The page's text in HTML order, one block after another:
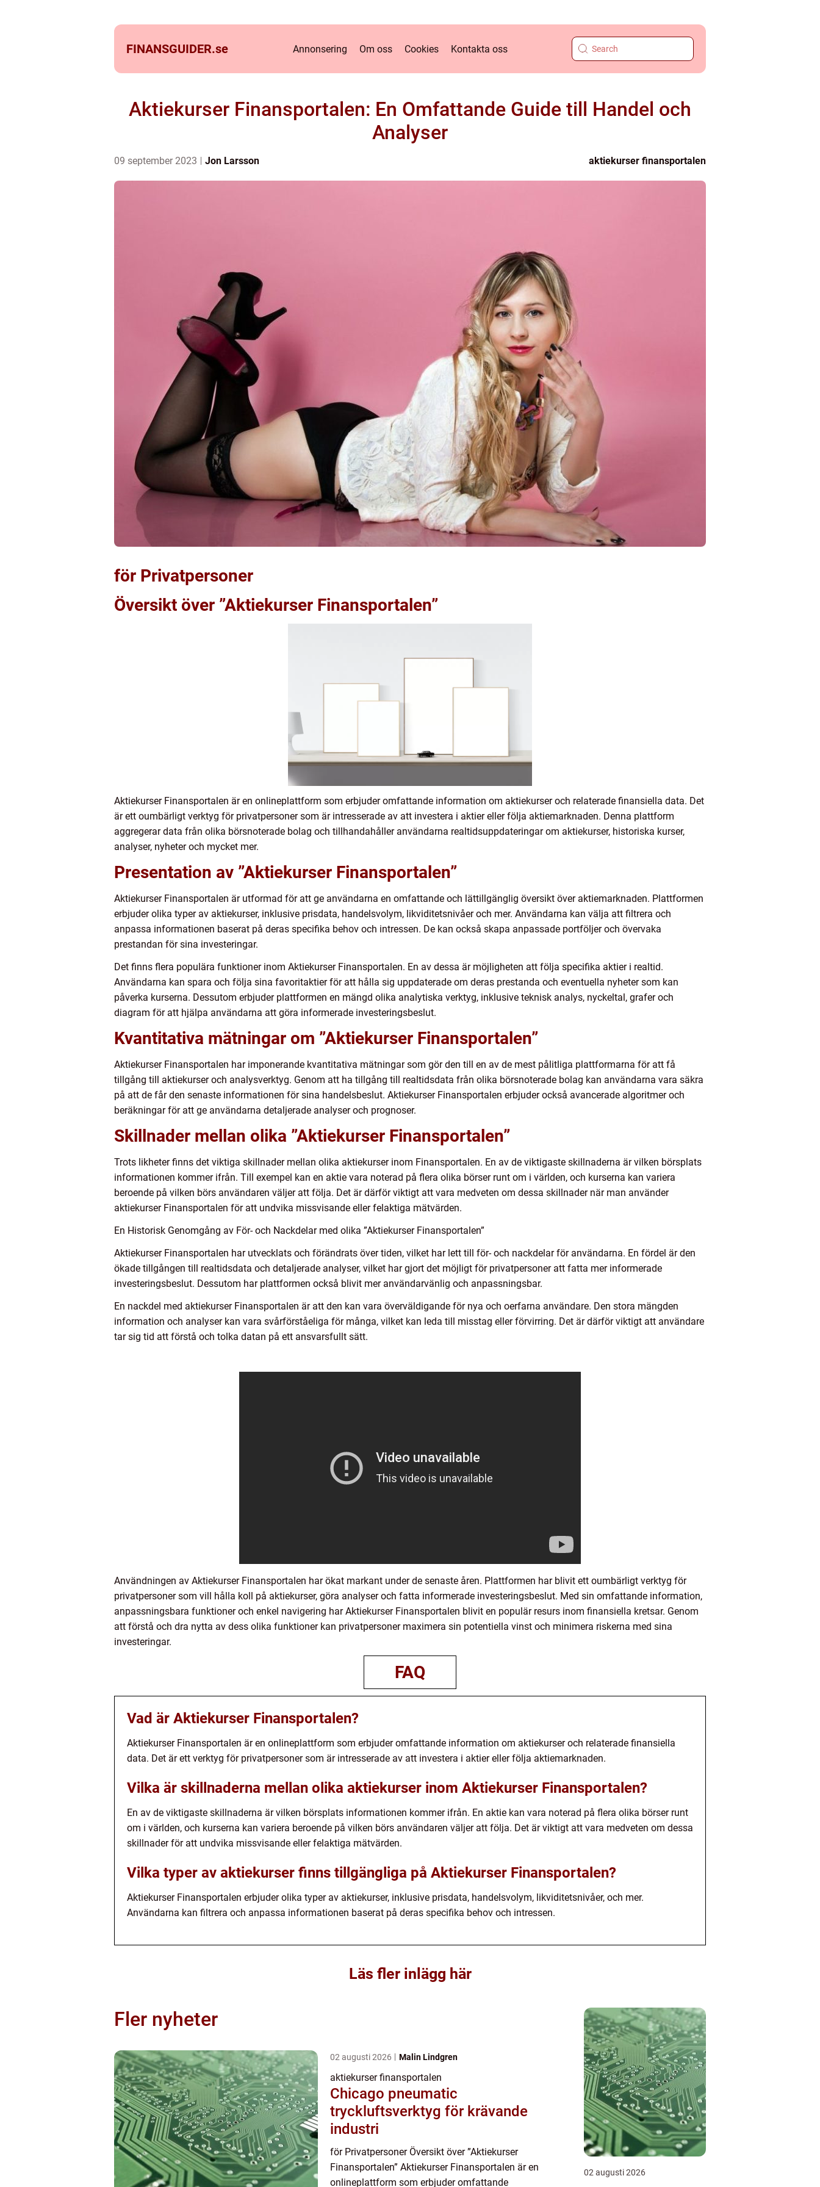
FINANSGUIDER.se Annonsering Om oss Cookies Kontakta oss
Aktiekurser Finansportalen: En Omfattande Guide till Handel och
Analyser
09 september 2023 Jon Larsson aktiekurser finansportalen
för Privatpersoner
Översikt över ”Aktiekurser Finansportalen”
Aktiekurser Finansportalen är en onlineplattform som erbjuder omfattande information om aktiekurser och relaterade finansiella data. Det
är ett oumbärligt verktyg för privatpersoner som är intresserade av att investera i aktier eller följa aktiemarknaden. Denna plattform
aggregerar data från olika börsnoterade bolag och tillhandahåller användarna realtidsuppdateringar om aktiekurser, historiska kurser,
analyser, nyheter och mycket mer.
Presentation av ”Aktiekurser Finansportalen”
Aktiekurser Finansportalen är utformad för att ge användarna en omfattande och lättillgänglig översikt över aktiemarknaden. Plattformen
erbjuder olika typer av aktiekurser, inklusive prisdata, handelsvolym, likviditetsnivåer och mer. Användarna kan välja att filtrera och
anpassa informationen baserat på deras specifika behov och intressen. De kan också skapa anpassade portföljer och övervaka
prestandan för sina investeringar.
Det finns flera populära funktioner inom Aktiekurser Finansportalen. En av dessa är möjligheten att följa specifika aktier i realtid.
Användarna kan spara och följa sina favoritaktier för att hålla sig uppdaterade om deras prestanda och eventuella nyheter som kan
påverka kurserna. Dessutom erbjuder plattformen en mängd olika analytiska verktyg, inklusive teknisk analys, nyckeltal, grafer och
diagram för att hjälpa användarna att göra informerade investeringsbeslut.
Kvantitativa mätningar om ”Aktiekurser Finansportalen”
Aktiekurser Finansportalen har imponerande kvantitativa mätningar som gör den till en av de mest pålitliga plattformarna för att få
tillgång till aktiekurser och analysverktyg. Genom att ha tillgång till realtidsdata från olika börsnoterade bolag kan användarna vara säkra
på att de får den senaste informationen för sina handelsbeslut. Aktiekurser Finansportalen erbjuder också avancerade algoritmer och
beräkningar för att ge användarna detaljerade analyser och prognoser.
Skillnader mellan olika ”Aktiekurser Finansportalen”
Trots likheter finns det viktiga skillnader mellan olika aktiekurser inom Finansportalen. En av de viktigaste skillnaderna är vilken börsplats
informationen kommer ifrån. Till exempel kan en aktie vara noterad på flera olika börser runt om i världen, och kurserna kan variera
beroende på vilken börs användaren väljer att följa. Det är därför viktigt att vara medveten om dessa skillnader när man använder
aktiekurser Finansportalen för att undvika missvisande eller felaktiga mätvärden.
En Historisk Genomgång av För- och Nackdelar med olika ”Aktiekurser Finansportalen”
Aktiekurser Finansportalen har utvecklats och förändrats över tiden, vilket har lett till för- och nackdelar för användarna. En fördel är den
ökade tillgången till realtidsdata och detaljerade analyser, vilket har gjort det möjligt för privatpersoner att fatta mer informerade
investeringsbeslut. Dessutom har plattformen också blivit mer användarvänlig och anpassningsbar.
En nackdel med aktiekurser Finansportalen är att den kan vara överväldigande för nya och oerfarna användare. Den stora mängden
information och analyser kan vara svårförståeliga för många, vilket kan leda till misstag eller förvirring. Det är därför viktigt att användare
tar sig tid att förstå och tolka datan på ett ansvarsfullt sätt.
Användningen av Aktiekurser Finansportalen har ökat markant under de senaste åren. Plattformen har blivit ett oumbärligt verktyg för
privatpersoner som vill hålla koll på aktiekurser, göra analyser och fatta informerade investeringsbeslut. Med sin omfattande information,
anpassningsbara funktioner och enkel navigering har Aktiekurser Finansportalen blivit en populär resurs inom finansiella kretsar. Genom
att förstå och dra nytta av dess olika funktioner kan privatpersoner maximera sin potentiella vinst och minimera riskerna med sina
investeringar.
FAQ
Vad är Aktiekurser Finansportalen?
Aktiekurser Finansportalen är en onlineplattform som erbjuder omfattande information om aktiekurser och relaterade finansiella
data. Det är ett verktyg för privatpersoner som är intresserade av att investera i aktier eller följa aktiemarknaden.
Vilka är skillnaderna mellan olika aktiekurser inom Aktiekurser Finansportalen?
En av de viktigaste skillnaderna är vilken börsplats informationen kommer ifrån. En aktie kan vara noterad på flera olika börser runt
om i världen, och kurserna kan variera beroende på vilken börs användaren väljer att följa. Det är viktigt att vara medveten om dessa
skillnader för att undvika missvisande eller felaktiga mätvärden.
Vilka typer av aktiekurser finns tillgängliga på Aktiekurser Finansportalen?
Aktiekurser Finansportalen erbjuder olika typer av aktiekurser, inklusive prisdata, handelsvolym, likviditetsnivåer, och mer.
Användarna kan filtrera och anpassa informationen baserat på deras specifika behov och intressen.
Läs fler inlägg här
Fler nyheter
02 augusti 2026 Malin Lindgren
aktiekurser finansportalen
Chicago pneumatic
tryckluftsverktyg för krävande
industri
för Privatpersoner Översikt över ”Aktiekurser
Finansportalen” Aktiekurser Finansportalen är en
onlineplattform som erbjuder omfattande
02 augusti 2026